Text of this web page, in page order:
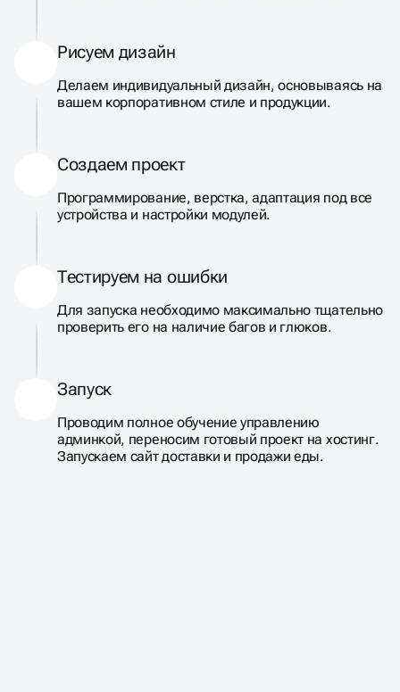
Рисуем дизайн
Делаем индивидуальный дизайн, основываясь на
вашем корпоративном стиле и продукции.
Создаем проект
Программирование, верстка, адаптация под все
устройства и настройки модулей.
Тестируем на ошибки
Для запуска необходимо максимально тщательно
проверить его на наличие багов и глюков.
Запуск
Проводим полное обучение управлению
админкой, переносим готовый проект на хостинг.
Запускаем сайт доставки и продажи еды.